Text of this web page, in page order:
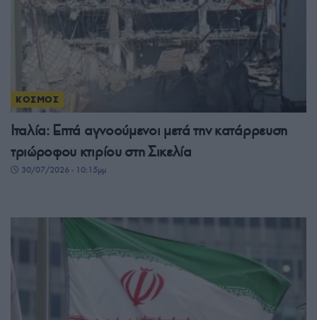
ΚΟΣΜΟΣ
Ιταλία: Επτά αγνοούμενοι μετά την κατάρρευση
τριώροφου κτιρίου στη Σικελία
30/07/2026 - 10:15μμ